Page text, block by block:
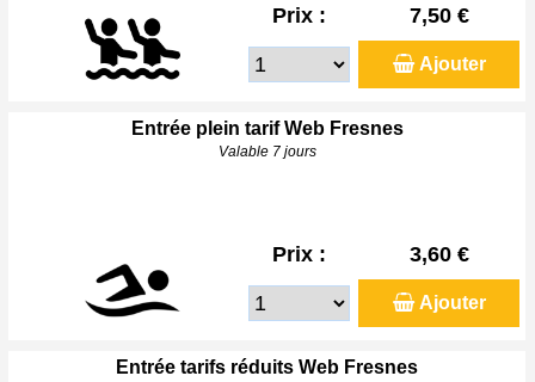
Prix : 7,50 €
Ajouter
Entrée plein tarif Web Fresnes
Valable 7 jours
Prix : 3,60 €
Ajouter
Entrée tarifs réduits Web Fresnes